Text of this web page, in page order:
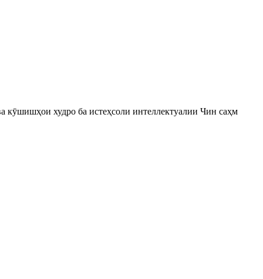
кӯшишҳои худро ба истеҳсоли интеллектуалии Чин саҳм